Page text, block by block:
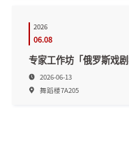
2026
06.08
2026-06-13
舞蹈楼7A205